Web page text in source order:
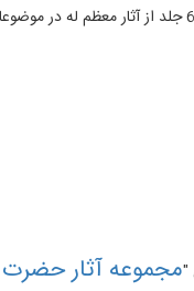
"مجموعه آثار حضرت